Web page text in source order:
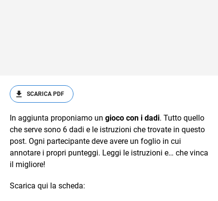
SCARICA PDF
In aggiunta proponiamo un gioco con i dadi. Tutto quello
che serve sono 6 dadi e le istruzioni che trovate in questo
post. Ogni partecipante deve avere un foglio in cui
annotare i propri punteggi. Leggi le istruzioni e… che vinca
il migliore!
Scarica qui la scheda: